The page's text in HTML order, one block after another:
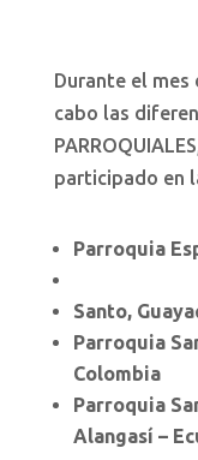
Durante el mes
cabo las
participado en
Parroquia
Santo,
Parroquia
Colombia
Parroquia
Alangasí –